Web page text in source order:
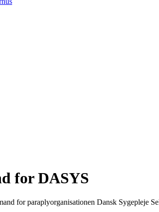
for DASYS
for paraplyorganisationen Dansk Sygepleje